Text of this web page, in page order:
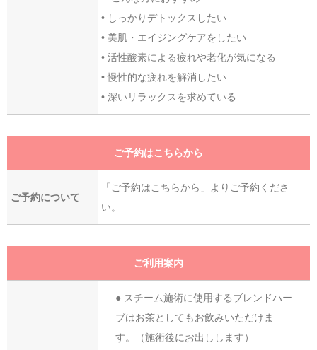
• しっかりデトックスしたい
• 美肌・エイジングケアをしたい
• 活性酸素による疲れや老化が気になる
• 慢性的な疲れを解消したい
• 深いリラックスを求めている
ご予約はこちらから
ご予約について
「ご予約はこちらから」よりご予約くださ
い。
ご利用案内
● スチーム施術に使用するブレンドハー
ブはお茶としてもお飲みいただけま
す。（施術後にお出しします）